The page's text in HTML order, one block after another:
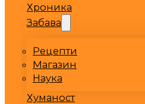
Хроника
Забава
Рецепти
Магазин
Наука
Хуманост